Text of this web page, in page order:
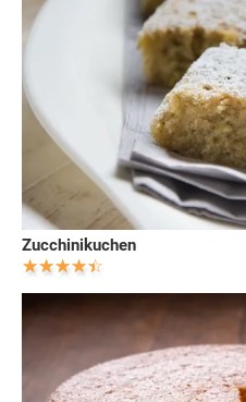
Zucchinikuchen